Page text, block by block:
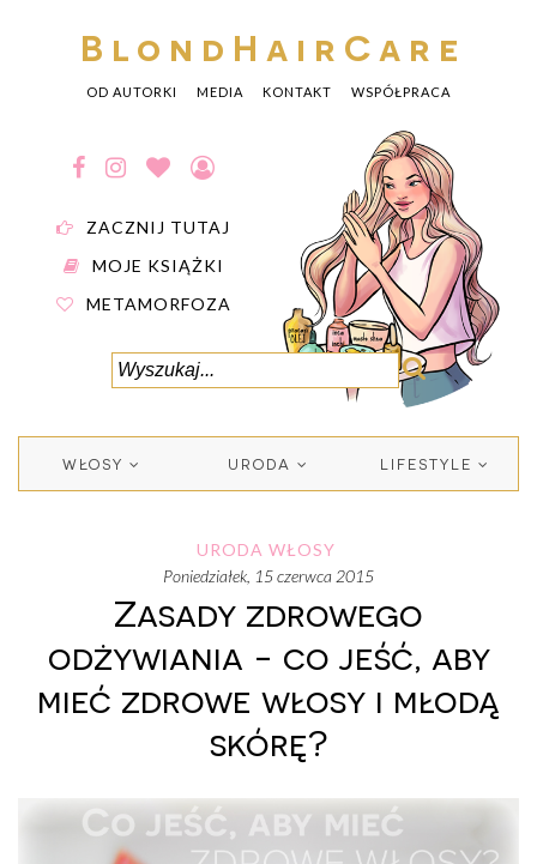
BlondHairCare
OD AUTORKI MEDIA KONTAKT WSPÓŁPRACA
ZACZNIJ TUTAJ
MOJE KSIĄŻKI
METAMORFOZA
WŁOSY URODA LIFESTYLE
URODA WŁOSY
poniedziałek, 15 czerwca 2015
Zasady zdrowego
odżywiania - co jeść, aby
mieć zdrowe włosy i młodą
skórę?